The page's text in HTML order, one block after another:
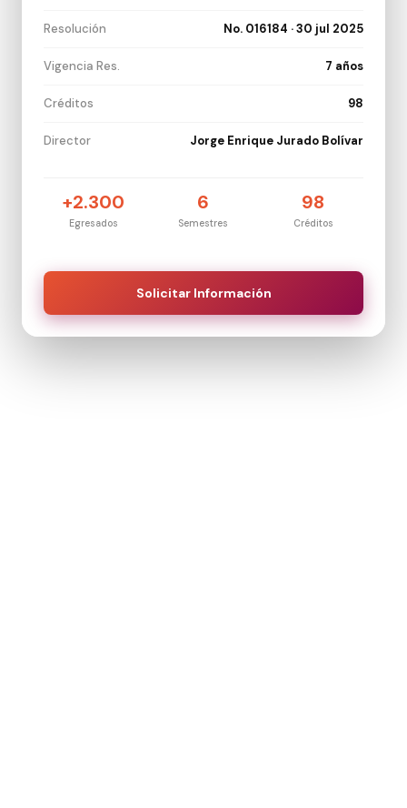
Resolución No. 016184 · 30 jul 2025
Vigencia Res. 7 años
Créditos 98
Director Jorge Enrique Jurado Bolívar
+2.300
Egresados
6
Semestres
98
Créditos
Solicitar Información